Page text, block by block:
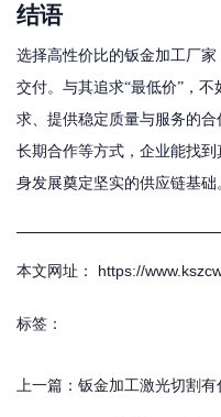
结语
选择高性价比的钣金加工厂
交付。与其追求“最低价”，
求、提供稳定质量与服务的合
长期合作等方式，企业能找
身发展奠定坚实的供应链基础
本文网址： https://
标签：
上一篇： 钣金加工激光切割